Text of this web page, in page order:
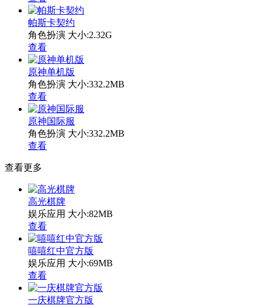
帕斯卡契约
角色扮演 大小:2.32G
查看
原神单机版
角色扮演 大小:332.2MB
查看
原神国际服
角色扮演 大小:332.2MB
查看
查看更多
高光棋牌
娱乐应用 大小:82MB
查看
嘻嘻红中官方版
娱乐应用 大小:69MB
查看
一庆棋牌官方版